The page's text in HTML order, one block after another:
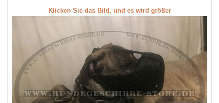
Klicken Sie das Bild, und es wird größer